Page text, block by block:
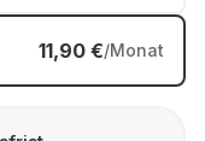
11,90 €/Monat